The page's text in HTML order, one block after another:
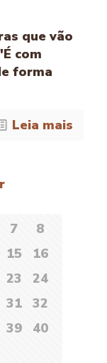
que vão
com
forma
Leia mais
7
8
15
16
23
24
31
32
39
40